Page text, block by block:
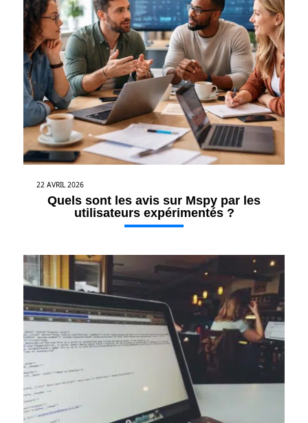
22 AVRIL 2026
Quels sont les avis sur Mspy par les
utilisateurs expérimentés ?